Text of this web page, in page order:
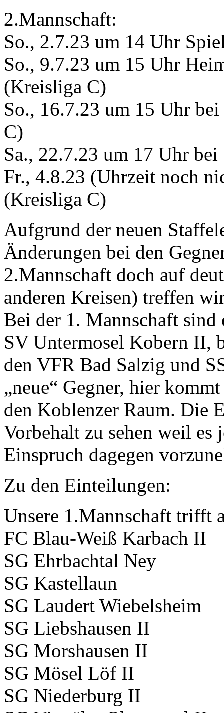
2.Mannschaft:
So., 2.7.23 um 14 Uhr
So., 9.7.23 um 15 Uhr
(Kreisliga C)
So., 16.7.23 um 15 Uhr
C)
Sa., 22.7.23 um 17 Uhr
Fr., 4.8.23 (Uhrzeit noch
(Kreisliga C)
Aufgrund der neuen
Änderungen bei den
2.Mannschaft doch auf
anderen Kreisen) treffen
Bei der 1. Mannschaft
SV Untermosel Kobern II,
den VFR Bad Salzig und
„neue“ Gegner, hier
den Koblenzer Raum. Die
Vorbehalt zu sehen weil es
Einspruch dagegen
Zu den Einteilungen:
Unsere 1.Mannschaft trifft
FC Blau-Weiß Karbach II
SG Ehrbachtal Ney
SG Kastellaun
SG Laudert Wiebelsheim
SG Liebshausen II
SG Morshausen II
SG Mösel Löf II
SG Niederburg II